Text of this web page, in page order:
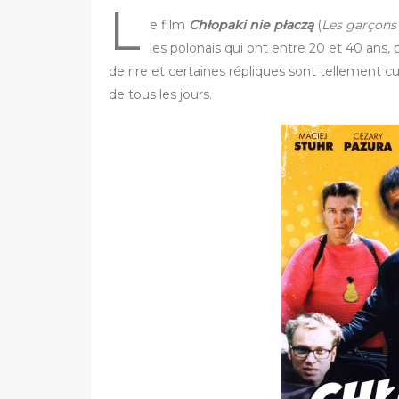
L e film Chłopaki nie płaczą (Les
les polonais qui ont entre 20 et 40
de rire et certaines répliques sont tellement
de tous les jours.